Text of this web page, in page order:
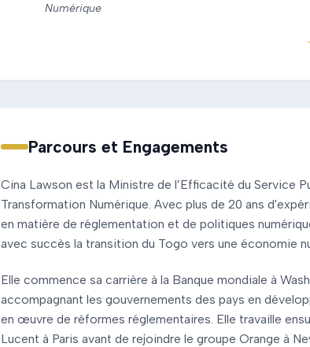
Numérique
Parcours et Engagements
Cina Lawson est la Ministre de l’Efficacité du Service
Transformation Numérique. Avec plus de 20 ans
en matière de réglementation et de politiques
avec succès la transition du Togo vers une économie
Elle commence sa carrière à la Banque mondiale à
accompagnant les gouvernements des pays en
en œuvre de réformes réglementaires. Elle travaille
Lucent à Paris avant de rejoindre le groupe Orange à